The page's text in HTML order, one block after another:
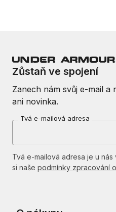
Zůstaň ve spojení
Zanech nám svůj e-mail a
ani novinka.
Tvá e-mailová adresa
Tvá e-mailová adresa je u
si naše podmínky zpracování